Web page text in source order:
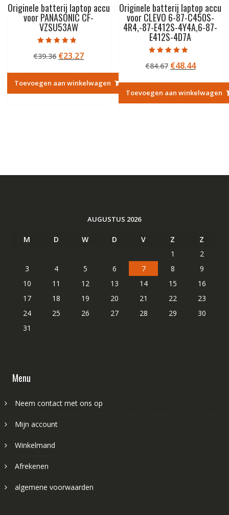
Originele batterij laptop accu
voor PANASONIC CF-
VZSU53AW
4.50
uit 5
€39.36 Oorspronkelijke
was:
€39.36.
€23.27Huidige
is:
€23.27.
Toevoegen aan winkelwagen
Originele batterij laptop accu
voor CLEVO 6-87-C450S-
4R4,-87-E412S-4Y4A,6-87-
E412S-4D7A
5.00
uit 5
€84.67
was:
€84.67.
€48.44Huidige
is:
€48.44.
Toevoegen aan winkelwagen
AUGUSTUS 2026
M D W D V Z
Z
1
2
3
4 5 6 7 8
9
10
11 12 13 14 15
16
17
18 19 20 21 22
23
24
25 26 27 28 29
30
31
Menu
Neem contact met ons op
Mijn account
Winkelmand
Afrekenen
algemene voorwaarden